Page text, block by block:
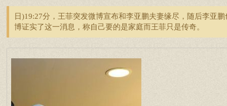
日)19:27分，王菲突发微博宣布和李亚鹏夫妻缘尽，随后李亚鹏
博证实了这一消息，称自己要的是家庭而王菲只是传奇。